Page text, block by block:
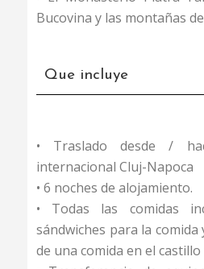
Bucovina y las montañas
Que incluye
• Traslado desde /
internacional Cluj-Napoca
• 6 noches de alojamiento.
• Todas las comidas
sándwiches para la comida
de una comida en el